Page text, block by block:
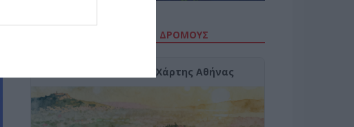
ΔΕΙΤΕ ΤΗΝ ΚΙΝΗΣΗ ΣΤΟΥΣ ΔΡΌΜΟΥΣ
Κίνηση Τώρα: Live Χάρτης Αθήνας